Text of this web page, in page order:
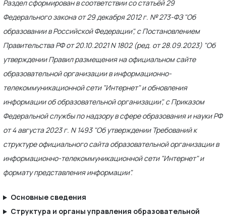
Раздел сформирован в соответствии со статьёй 29
Федерального закона от 29 декабря 2012 г. № 273-ФЗ "Об
образовании в Российской Федерации", с Постановлением
Правительства РФ от 20.10.2021 N 1802 (ред. от 28.09.2023) "Об
утверждении Правил размещения на официальном сайте
образовательной организации в информационно-
телекоммуникационной сети "Интернет" и обновления
информации об образовательной организации", с Приказом
Федеральной службы по надзору в сфере образования и науки РФ
от 4 августа 2023 г. N 1493 "Об утверждении Требований к
структуре официального сайта образовательной организации в
информационно-телекоммуникационной сети "Интернет" и
формату представления информации".
Основные сведения
Структура и органы управления образовательной